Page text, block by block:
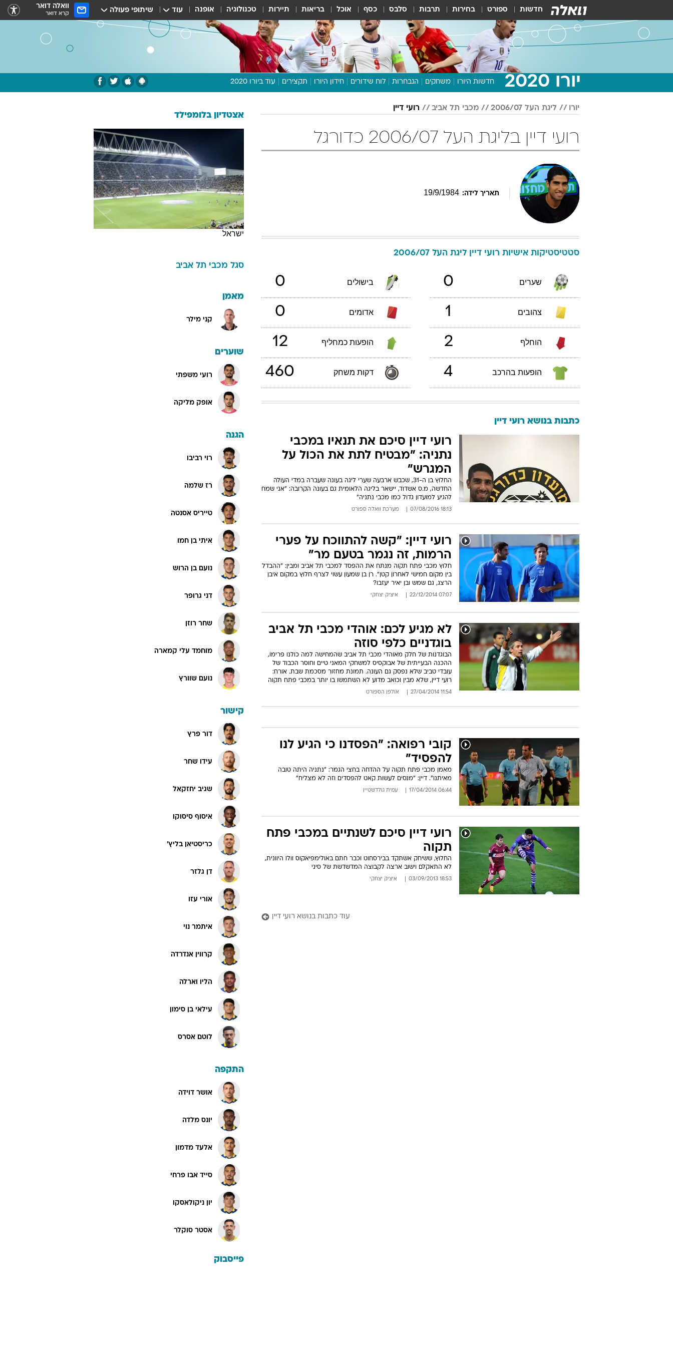
חדשות ספורט בחירות תרבות סלבס כסף אוכל בריאות תיירות טכנולוגיה אופנה עוד שיתופי פעולה וואלה דואר
קרא דואר
יורו 2020 חדשות היורו משחקים הנבחרות לוח שידורים חידון היורו תקצירים עוד ביורו 2020
תכנית היורו
וואלה! ספורט
יורו ליגת העל 2006/07 מכבי תל אביב רועי דיין
רועי דיין בליגת העל 2006/07 כדורגל
תאריך לידה: 19/9/1984
סטטיסטיקות אישיות רועי דיין ליגת העל 2006/07
שערים 0 בישולים 0
צהובים 1 אדומים 0
הוחלף 2 הופעות כמחליף 12
הופעות בהרכב 4 דקות משחק 460
כתבות בנושא רועי דיין
רועי דיין סיכם את תנאיו במכבי
נתניה: "מבטיח לתת את הכול על
המגרש"
החלוץ בן ה-31, שכבש ארבעה שערי ליגה בעונה שעברה במדי העולה
החדשה, מ.ס אשדוד, יישאר בליגה הלאומית גם בעונה הקרובה: "אני שמח
להגיע למועדון גדול כמו מכבי נתניה"
18:13 07/08/2016 מערכת וואלה ספורט
רועי דיין: "קשה להתווכח על פערי
הרמות, זה נגמר בטעם מר"
חלוץ מכבי פתח תקוה מנתח את ההפסד למכבי תל אביב ומבין: "ההבדל
בין מקום חמישי לאחרון קטן". רן בן שמעון עשוי לצרף חלוץ במקום איבן
הרצג, גם שמש ובן יאיר יעזבו?
07:07 22/12/2014 איציק יצחקי
לא מגיע לכם: אוהדי מכבי תל אביב
בוגדניים כלפי סוזה
הבוגדנות של חלק מאוהדי מכבי תל אביב שהמחישה למה כולנו פרימו,
ההכנה הבעייתית של אבוקסיס למשחקי המאני טיים וחוסר הכבוד של
עובדי טביב שלא נפסק גם העונה. תמונת מחזור מסכמת שבת. אורח:
רועי דיין, שלא מבין וכואב מדוע לא השתמשו בו יותר במכבי פתח תקוה
11:54 27/04/2014 אולפן הספורט
קובי רפואה: "הפסדנו כי הגיע לנו
להפסיד"
מאמן מכבי פתח תקוה על ההדחה בחצי הגמר: "נתניה היתה טובה
מאיתנו". דיין: "מנסים לעשות קאט להפסדים וזה לא מצליח"
06:44 17/04/2014 עמית גולדשטיין
רועי דיין סיכם לשנתיים במכבי פתח
תקוה
החלוץ, ששיחק אשתקד בבירסחוט וכבר חתם באולימפיאקוס וולו היוונית,
לא התאקלם וישוב ארצה לקבוצה המדשדשת של סיני
18:53 03/09/2013 איציק יצחקי
עוד כתבות בנושא רועי דיין
אצטדיון בלומפילד
ישראל
סגל מכבי תל אביב
מאמן
קני מילר
שוערים
רועי משפתי
אופק מליקה
הגנה
רוי רביבו
רז שלמה
טייריס אסנטה
איתי בן חמו
נועם בן הרוש
דני גרופר
שחר רוזן
מוחמד עלי קמארה
נועם שוורץ
קישור
דור פרץ
עידו שחר
שגיב יחזקאל
איסוף סיסוקו
כריסטיאן בליץ'
דן גלזר
אורי עזו
איתמר נוי
קרווין אנדרדה
הליו וארלה
עילאי בן סימון
לוטם אסרס
התקפה
אושר דוידה
יונס מלדה
אלעד מדמון
סייד אבו פרחי
יון ניקולאסקו
אסטר סוקלר
פייסבוק